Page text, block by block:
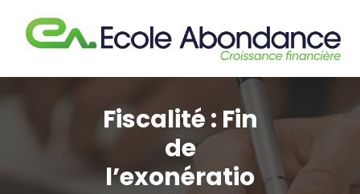
contenu
Fiscalité : Fin
de
l’exonératio